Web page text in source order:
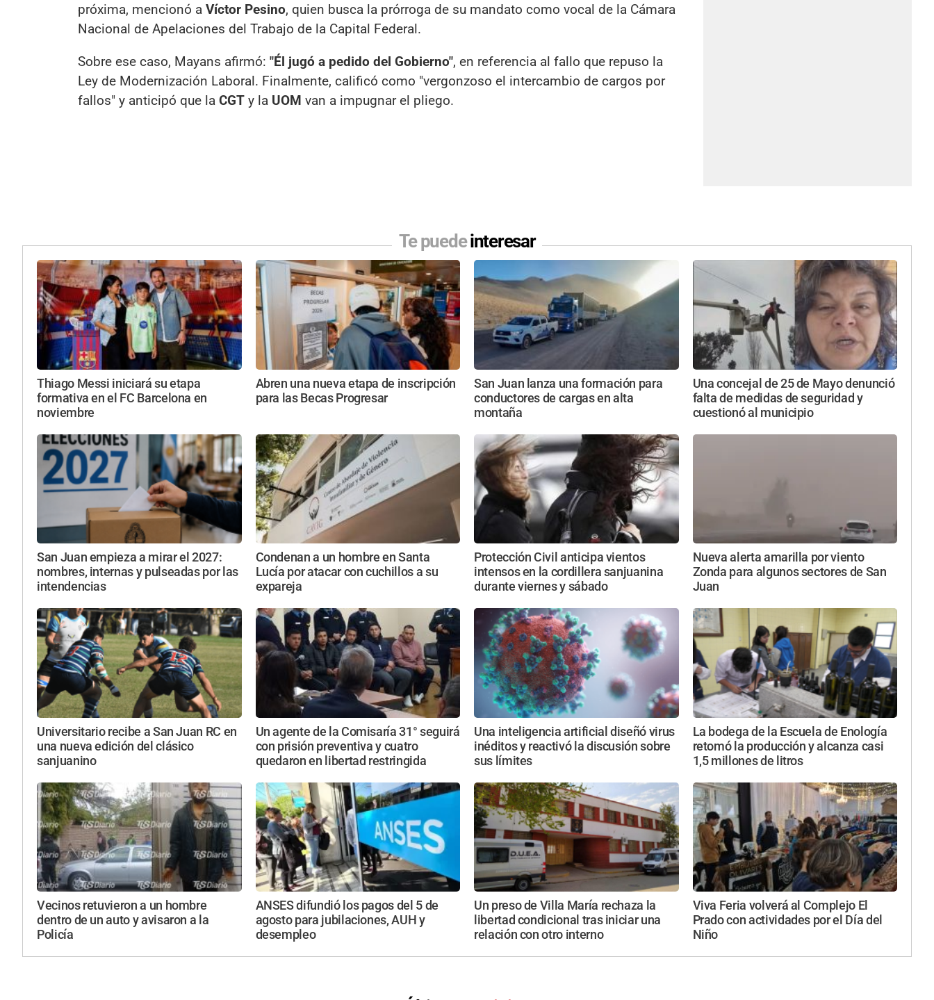
próxima, mencionó a Víctor Pesino, quien busca la prórroga de su mandato como vocal de la Cámara
Nacional de Apelaciones del Trabajo de la Capital Federal.
Sobre ese caso, Mayans afirmó: "Él jugó a pedido del Gobierno", en referencia al fallo que repuso la
Ley de Modernización Laboral. Finalmente, calificó como "vergonzoso el intercambio de cargos por
fallos" y anticipó que la CGT y la UOM van a impugnar el pliego.
Te puedeinteresar
Thiago Messi iniciará su etapa
formativa en el FC Barcelona en
noviembre
Abren una nueva etapa de inscripción
para las Becas Progresar
San Juan lanza una formación para
conductores de cargas en alta
montaña
Una concejal de 25 de Mayo denunció
falta de medidas de seguridad y
cuestionó al municipio
San Juan empieza a mirar el 2027:
nombres, internas y pulseadas por las
intendencias
Condenan a un hombre en Santa
Lucía por atacar con cuchillos a su
expareja
Protección Civil anticipa vientos
intensos en la cordillera sanjuanina
durante viernes y sábado
Nueva alerta amarilla por viento
Zonda para algunos sectores de San
Juan
Universitario recibe a San Juan RC en
una nueva edición del clásico
sanjuanino
Un agente de la Comisaría 31° seguirá
con prisión preventiva y cuatro
quedaron en libertad restringida
Una inteligencia artificial diseñó virus
inéditos y reactivó la discusión sobre
sus límites
La bodega de la Escuela de Enología
retomó la producción y alcanza casi
1,5 millones de litros
Vecinos retuvieron a un hombre
dentro de un auto y avisaron a la
Policía
ANSES difundió los pagos del 5 de
agosto para jubilaciones, AUH y
desempleo
Un preso de Villa María rechaza la
libertad condicional tras iniciar una
relación con otro interno
Viva Feria volverá al Complejo El
Prado con actividades por el Día del
Niño